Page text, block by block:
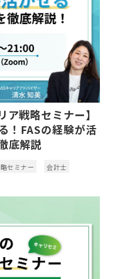
ア戦略セミナー】
！FASの経験が活
底解説
セミナー 会計士